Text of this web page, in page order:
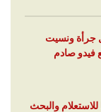
جرأة ونسيت
فيدو صادم
والبحث